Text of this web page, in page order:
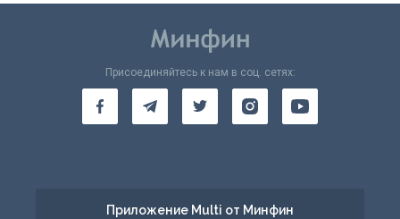
Присоединяйтесь к нам в соц. сетях:
Приложение Multi от Минфин